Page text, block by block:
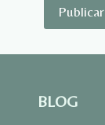
BLOG